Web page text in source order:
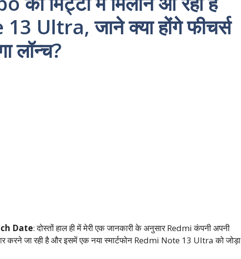
Ultra, जाने क्या होंगे फीचर्स
लॉन्च?
Date: दोस्तों हाल ही में मेरी एक जानकारी के अनुसार Redmi कंपनी अपनी
करने जा रही है और इसमें एक नया स्मार्टफोन Redmi Note 13 Ultra को जोड़ा